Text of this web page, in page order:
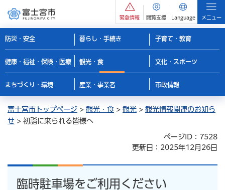
緊急情報 閲覧支援 Language メニュー
防災・安全 暮らし・手続き 子育て・教育
健康・福祉・保険・医療 観光・食 文化・スポーツ
まちづくり・環境 産業・事業者 市政情報
富士宮市トップページ > 観光・食 > 観光 > 観光情報関連のお知ら
せ > 初詣に来られる皆様へ
ページID：7528
更新日：2025年12月26日
臨時駐車場をご利用ください